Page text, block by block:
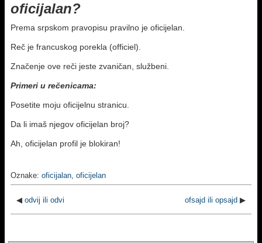
oficijalan?
Prema srpskom pravopisu pravilno je oficijelan.
Reč je francuskog porekla (officiel).
Značenje ove reči jeste zvaničan, službeni.
Primeri u rečenicama:
Posetite moju oficijelnu stranicu.
Da li imaš njegov oficijelan broj?
Ah, oficijelan profil je blokiran!
Oznake: oficijalan, oficijelan
◀ odvij ili odvi ofsajd ili opsajd ▶